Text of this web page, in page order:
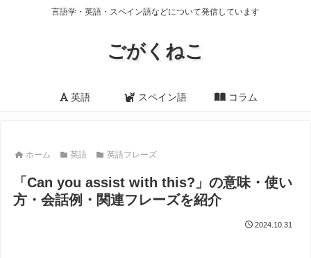
言語学・英語・スペイン語などについて発信しています
ごがくねこ
英語 スペイン語 コラム
ホーム 英語 英語フレーズ
「Can you assist with this?」の意味・使い
方・会話例・関連フレーズを紹介
2024.10.31